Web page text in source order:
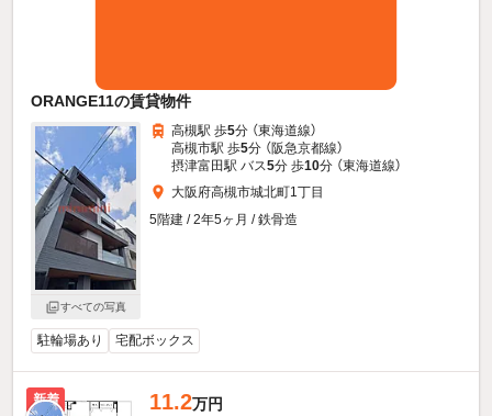
ORANGE11の賃貸物件
すべての写真
高槻駅 歩5分 （東海道線）
高槻市駅 歩5分 （阪急京都線）
摂津富田駅 バス5分 歩10分 （東海道線）
大阪府高槻市城北町1丁目
5階建 / 2年5ヶ月 / 鉄骨造
駐輪場あり 宅配ボックス
新着 11.2万円